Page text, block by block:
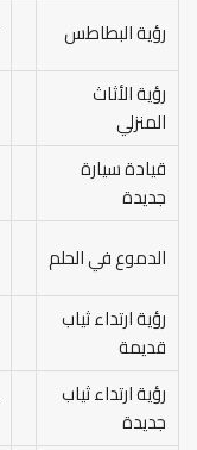
رؤية البطاطس
رؤية الأثاث
المنزلي
قيادة سيارة
جديدة
الدموع في الحلم
رؤية ارتداء ثياب
قديمة
رؤية ارتداء ثياب
جديدة